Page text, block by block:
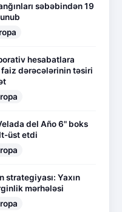
səbəbindən 19
hesabatlara
faiz dərəcələrinin təsiri
del Año 6" boks
üst etdi
strategiyası: Yaxın
mərhələsi